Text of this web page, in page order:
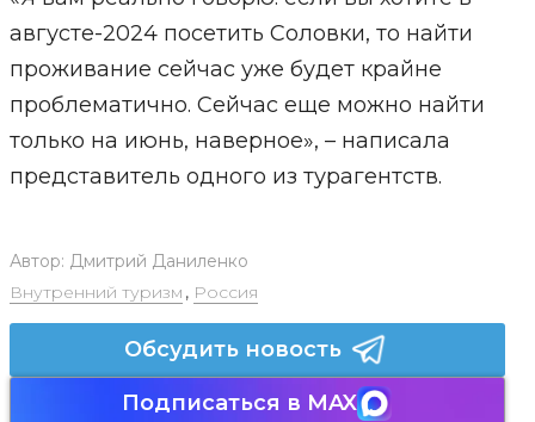
августе-2024 посетить Соловки, то найти
проживание сейчас уже будет крайне
проблематично. Сейчас еще можно найти
только на июнь, наверное», – написала
представитель одного из турагентств.
Автор: Дмитрий Даниленко
Внутренний туризм , Россия
Обсудить новость
Подписаться в MAX